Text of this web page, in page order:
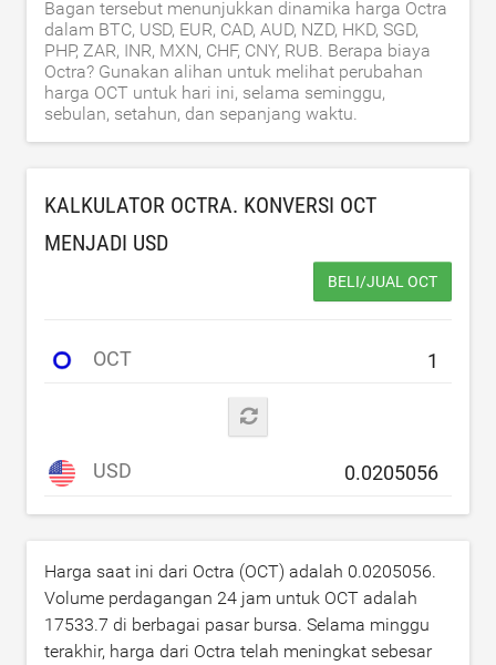
Bagan tersebut menunjukkan dinamika harga Octra
dalam BTC, USD, EUR, CAD, AUD, NZD, HKD, SGD,
PHP, ZAR, INR, MXN, CHF, CNY, RUB. Berapa biaya
Octra? Gunakan alihan untuk melihat perubahan
harga OCT untuk hari ini, selama seminggu,
sebulan, setahun, dan sepanjang waktu.
KALKULATOR OCTRA. KONVERSI OCT
MENJADI USD
BELI/JUAL OCT
OCT
USD
Harga saat ini dari Octra (OCT) adalah 0.0205056.
Volume perdagangan 24 jam untuk OCT adalah
17533.7 di berbagai pasar bursa. Selama minggu
terakhir, harga dari Octra telah meningkat sebesar